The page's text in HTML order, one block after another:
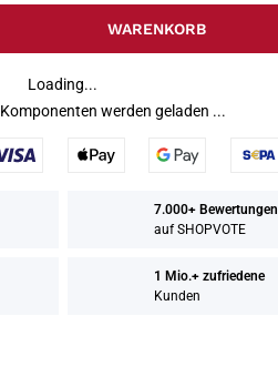
WARENKORB
Loading...
Komponenten werden geladen ...
7.000+ Bewertungen
auf SHOPVOTE
1 Mio.+ zufriedene
Kunden